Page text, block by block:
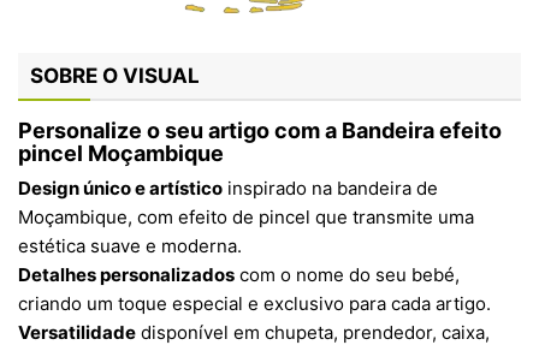
SOBRE O VISUAL
Personalize o seu artigo com a Bandeira efeito
pincel Moçambique
Design único e artístico inspirado na bandeira de
Moçambique, com efeito de pincel que transmite uma
estética suave e moderna.
Detalhes personalizados com o nome do seu bebé,
criando um toque especial e exclusivo para cada artigo.
Versatilidade disponível em chupeta, prendedor, caixa,